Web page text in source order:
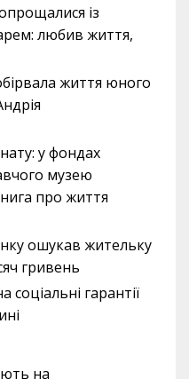
із
любив життя,
життя юного
у фондах
музею
про життя
ошукав жительку
гривень
гарантії
на